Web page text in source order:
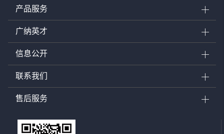
产品服务
广纳英才
信息公开
联系我们
售后服务